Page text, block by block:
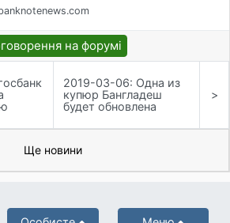
на форумі
2019-03-06: Одна из
купюр Бангладеш
будет обновлена
>
Ще новини